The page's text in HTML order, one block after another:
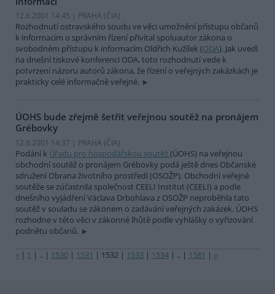
12.6.2001 14:45 | PRAHA (ČIA)
Rozhodnutí ostravského soudu ve věci umožnění přístupu občanů
k informacím o správním řízení přivítal spoluautor zákona o
svobodném přístupu k informacím Oldřich Kužílek (ODA). Jak uvedl
na dnešní tiskové konferenci ODA, toto rozhodnutí vede k
potvrzení názoru autorů zákona, že řízení o veřejných zakázkách je
prakticky celé informačně veřejné.
ÚOHS bude zřejmě šetřit veřejnou soutěž na pronájem
Grébovky
12.6.2001 14:37 | PRAHA (ČIA)
Podání k Úřadu pro hospodářskou soutěž(ÚOHS) na veřejnou
obchodní soutěž o pronájem Grébovky podá ještě dnes Občanské
sdružení Obrana životního prostředí (OSOŽP). Obchodní veřejné
soutěže se zúčastnila společnost CEELI Institut (CEELI) a podle
dnešního vyjádření Václava Drbohlava z OSOŽP neproběhla tato
soutěž v souladu se zákonem o zadávání veřejných zakázek. ÚOHS
rozhodne v této věci v zákonné lhůtě podle vyhlášky o vyřizování
podnětu občanů.
« | 1 | .. | 1530 | 1531 | 1532 | 1533 | 1534 | .. | 1581 | »